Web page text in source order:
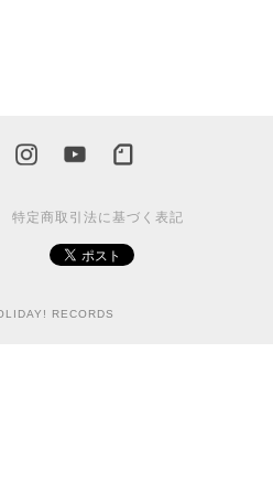
特定商取引法に基づく表記
RECORDS